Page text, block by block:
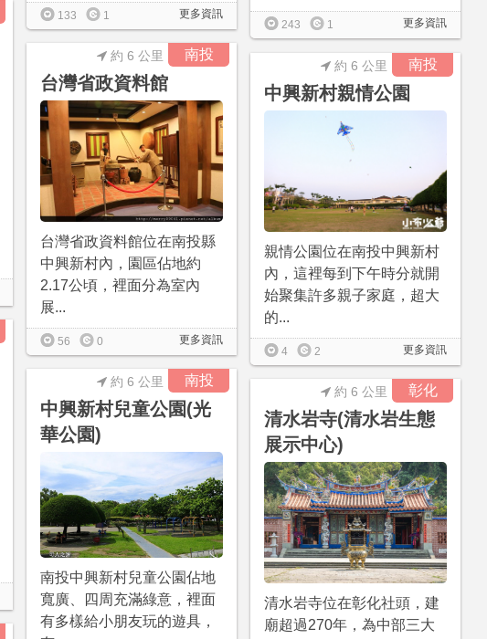
更多資訊
133 1
更多資訊
243 1
南投
台灣省政資料館
約 6 公里
台灣省政資料館位在南投縣
中興新村內，園區佔地約
2.17公頃，裡面分為室內
展...
更多資訊
56 0
南投
中興新村親情公園
約 6 公里
親情公園位在南投中興新村
內，這裡每到下午時分就開
始聚集許多親子家庭，超大
的...
更多資訊
4 2
南投
中興新村兒童公園(光
華公園)
約 6 公里
南投中興新村兒童公園佔地
寬廣、四周充滿綠意，裡面
有多樣給小朋友玩的遊具，
彰化
清水岩寺(清水岩生態
展示中心)
約 6 公里
清水岩寺位在彰化社頭，建
廟超過270年，為中部三大